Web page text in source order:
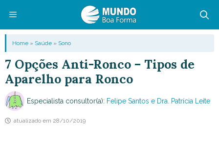
conteúdo
Menu
Home » Saúde » Sono
7 Opções Anti-Ronco – Tipos de
Aparelho para Ronco
Especialista consultor(a): Felipe Santos e Dra. Patrícia Leite
atualizado em 28/10/2019